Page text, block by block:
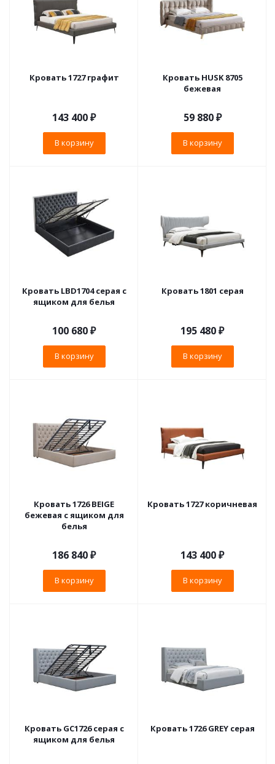
Кровать 1727 графит
143 400₽
В корзину
Кровать HUSK 8705
бежевая
59 880₽
В корзину
Кровать LBD1704 серая с
ящиком для белья
100 680₽
В корзину
Кровать 1801 серая
195 480₽
В корзину
Кровать 1726 BEIGE
бежевая с ящиком для
белья
186 840₽
В корзину
Кровать 1727 коричневая
143 400₽
В корзину
Кровать GC1726 серая с
ящиком для белья
Кровать 1726 GREY серая